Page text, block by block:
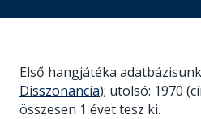
Első hangjátéka
Disszonancia); utolsó: 1970
összesen 1 évet tesz ki.